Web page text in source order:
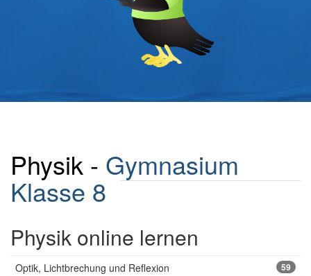
Physik - Gymnasium
Klasse 8
Physik online lernen
Optik, Lichtbrechung und Reflexion 59